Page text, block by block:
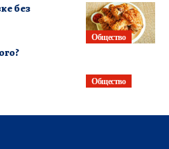
Общество
без
Общество